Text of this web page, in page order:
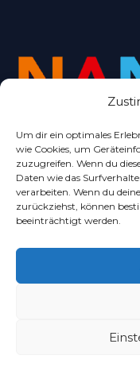
Um dir ein optimales
wie Cookies, um
zuzugreifen. Wenn du
Daten wie das
verarbeiten. Wenn du
zurückziehst, können
beeinträchtigt werden.
Alles rund um Bad
Copyright ©